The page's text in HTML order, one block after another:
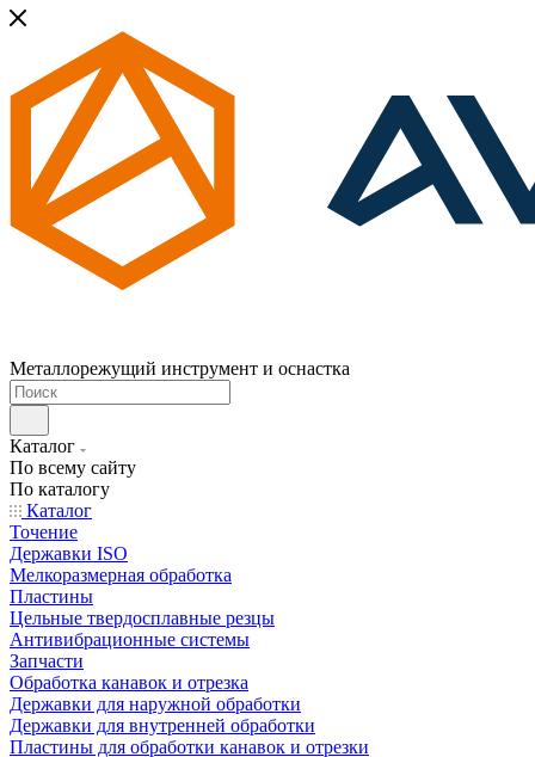
Металлорежущий инструмент и оснастка
Каталог
По всему сайту
По каталогу
Каталог
Точение
Державки ISO
Мелкоразмерная обработка
Пластины
Цельные твердосплавные резцы
Антивибрационные системы
Запчасти
Обработка канавок и отрезка
Державки для наружной обработки
Державки для внутренней обработки
Пластины для обработки канавок и отрезки